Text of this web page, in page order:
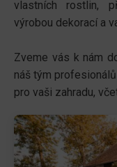
vlastních rostlin,
výrobou dekorací a
Zveme vás k nám
náš tým
pro vaši zahradu,